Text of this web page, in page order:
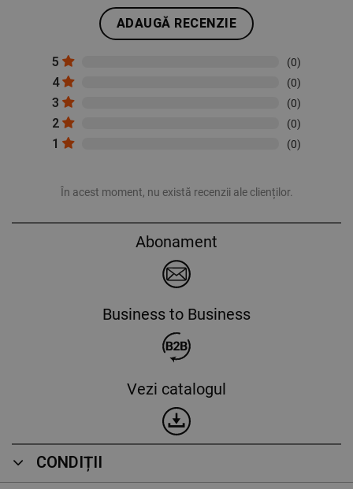
ADAUGĂ RECENZIE
5 (0)
4 (0)
3 (0)
2 (0)
1 (0)
În acest moment, nu există recenzii ale clienților.
Abonament
Business to Business
Vezi catalogul
CONDIȚII